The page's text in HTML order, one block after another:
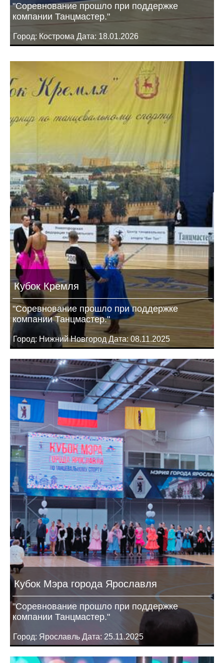
"Соревнование прошло при поддержке
компании Танцмастер."
Город: Кострома Дата: 18.01.2026
Кубок Кремля
"Соревнование прошло при поддержке
компании Танцмастер."
Город: Нижний Новгород Дата: 08.11.2025
Кубок Мэра города Ярославля
"Соревнование прошло при поддержке
компании Танцмастер."
Город: Ярославль Дата: 25.11.2025